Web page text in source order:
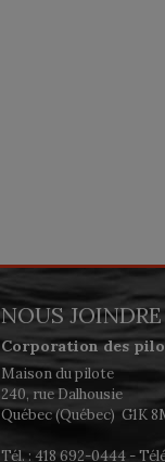
NOUS JOINDRE
Corporation des
Maison du pilote
240, rue Dalhousie
Québec (Québec) G1K
Tél. : 418 692-0444 -